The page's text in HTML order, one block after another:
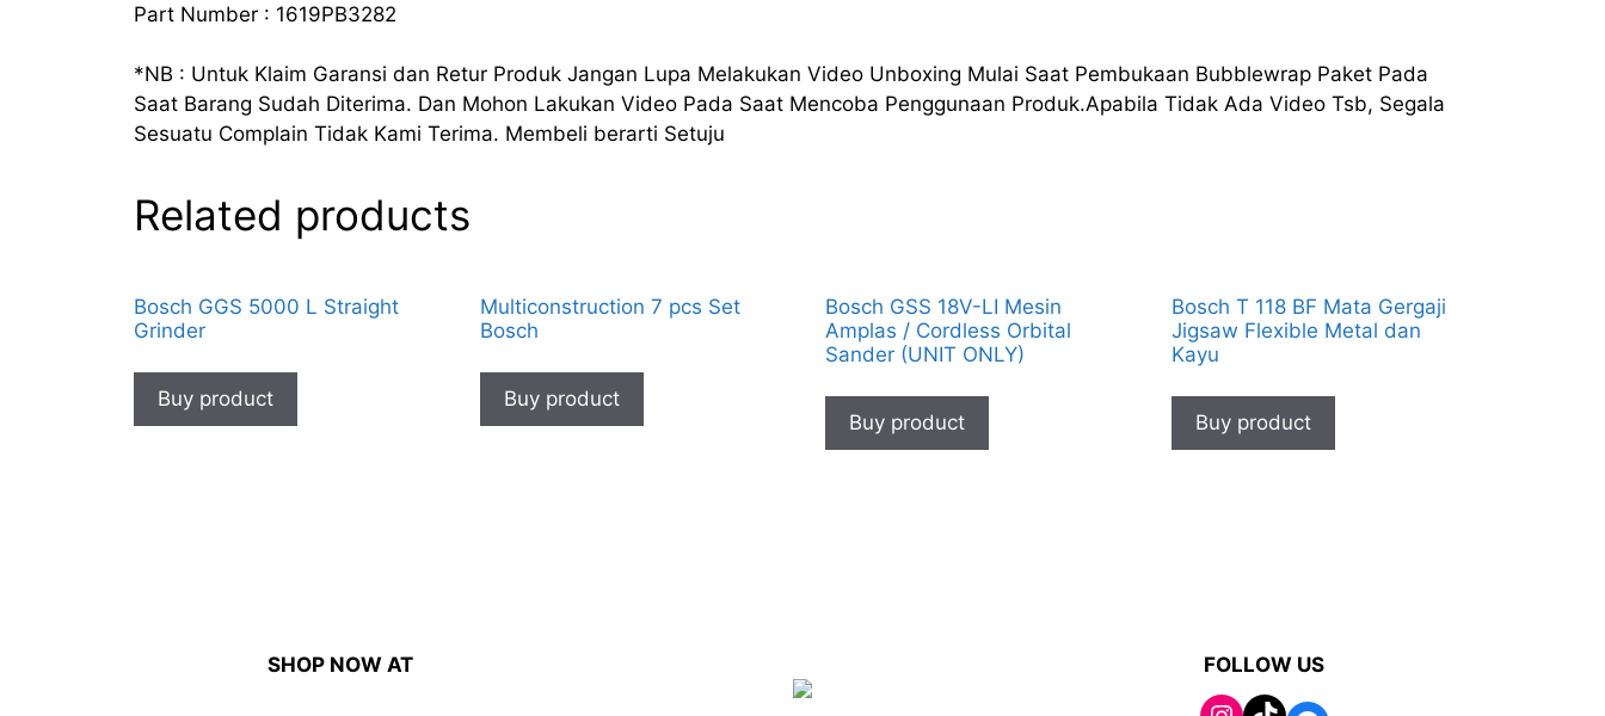
Part Number : 1619PB3282
*NB : Untuk Klaim Garansi dan Retur Produk Jangan Lupa Melakukan Video Unboxing Mulai Saat Pembukaan Bubblewrap Paket Pada
Saat Barang Sudah Diterima. Dan Mohon Lakukan Video Pada Saat Mencoba Penggunaan Produk.Apabila Tidak Ada Video Tsb, Segala
Sesuatu Complain Tidak Kami Terima. Membeli berarti Setuju
Related products
Bosch GGS 5000 L Straight
Grinder
Buy product
Multiconstruction 7 pcs Set
Bosch
Buy product
Bosch GSS 18V-LI Mesin
Amplas / Cordless Orbital
Sander (UNIT ONLY)
Buy product
Bosch T 118 BF Mata Gergaji
Jigsaw Flexible Metal dan
Kayu
Buy product
SHOP NOW AT FOLLOW US